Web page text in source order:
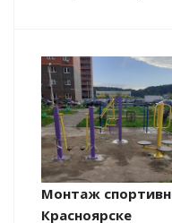
Монтаж
Красноярске